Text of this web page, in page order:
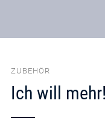
ZUBEHÖR
Ich will